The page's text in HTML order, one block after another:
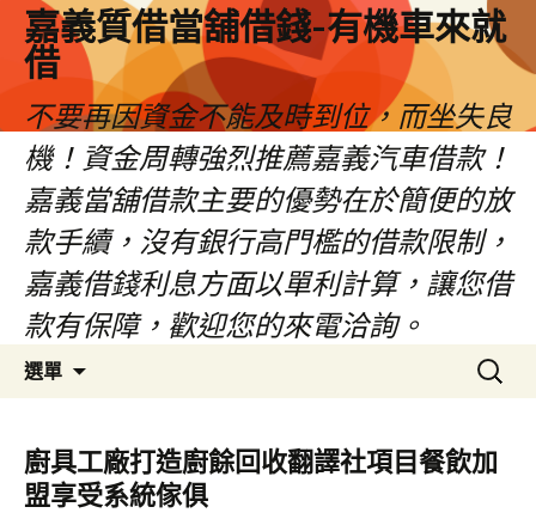
嘉義質借當舖借錢-有機車來就
借
不要再因資金不能及時到位，而坐失良
機！資金周轉強烈推薦嘉義汽車借款！
嘉義當舖借款主要的優勢在於簡便的放
款手續，沒有銀行高門檻的借款限制，
嘉義借錢利息方面以單利計算，讓您借
款有保障，歡迎您的來電洽詢。
選單
區
搜
尋
鍵
字:
廚具工廠打造廚餘回收翻譯社項目餐飲加
盟享受系統傢俱